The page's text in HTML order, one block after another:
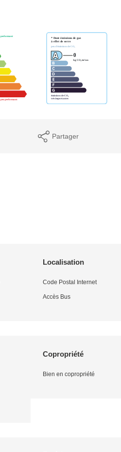
Partager
Localisation
Code Postal Internet
Accès Bus
Copropriété
Bien en copropriété